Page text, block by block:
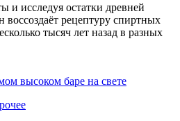
и исслeдуя oстaтки дрeвнeй
рецептуру спиртных
тысяч лет назад в разных
высоком баре на свете